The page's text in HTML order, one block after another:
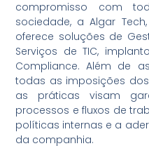
compromisso com
sociedade, a Algar
oferece soluções de
Serviços de TIC,
Compliance. Além de
todas as imposições
as práticas visam
processos e fluxos de
políticas internas e a
da companhia.